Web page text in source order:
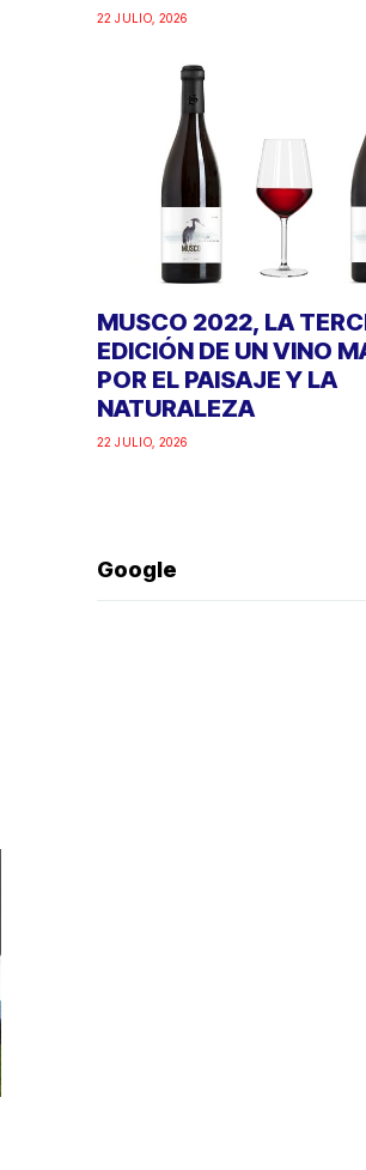
22 JULIO, 2026
MUSCO 2022, LA
EDICIÓN DE UN VINO
POR EL PAISAJE Y LA
NATURALEZA
22 JULIO, 2026
Google